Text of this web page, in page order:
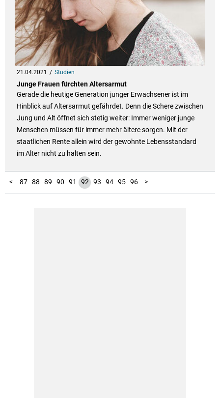
21.04.2021 Studien
Junge Frauen fürchten Altersarmut
Gerade die heutige Generation junger Erwachsener ist im
Hinblick auf Altersarmut gefährdet. Denn die Schere zwischen
Jung und Alt öffnet sich stetig weiter: Immer weniger junge
Menschen müssen für immer mehr ältere sorgen. Mit der
staatlichen Rente allein wird der gewohnte Lebensstandard
im Alter nicht zu halten sein.
<
1
2
3
4
5
6
7
8
9
10
11
12
13
14
15
16
17
18
19
20
21
22
23
24
25
26
27
28
29
30
31
32
33
34
35
36
37
38
39
40
41
42
43
44
45
46
47
48
49
50
51
52
53
54
55
56
57
58
59
60
61
62
63
64
65
66
67
68
69
70
71
72
73
74
75
76
77
78
79
80
81
82
83
84
85
86 87 88 89 90 91 92 93 94 95 96
97
98
99
100
101
102
103
104
105
106
107
108
109
110
111
112
113
114
115
116
117
118
119
120 >